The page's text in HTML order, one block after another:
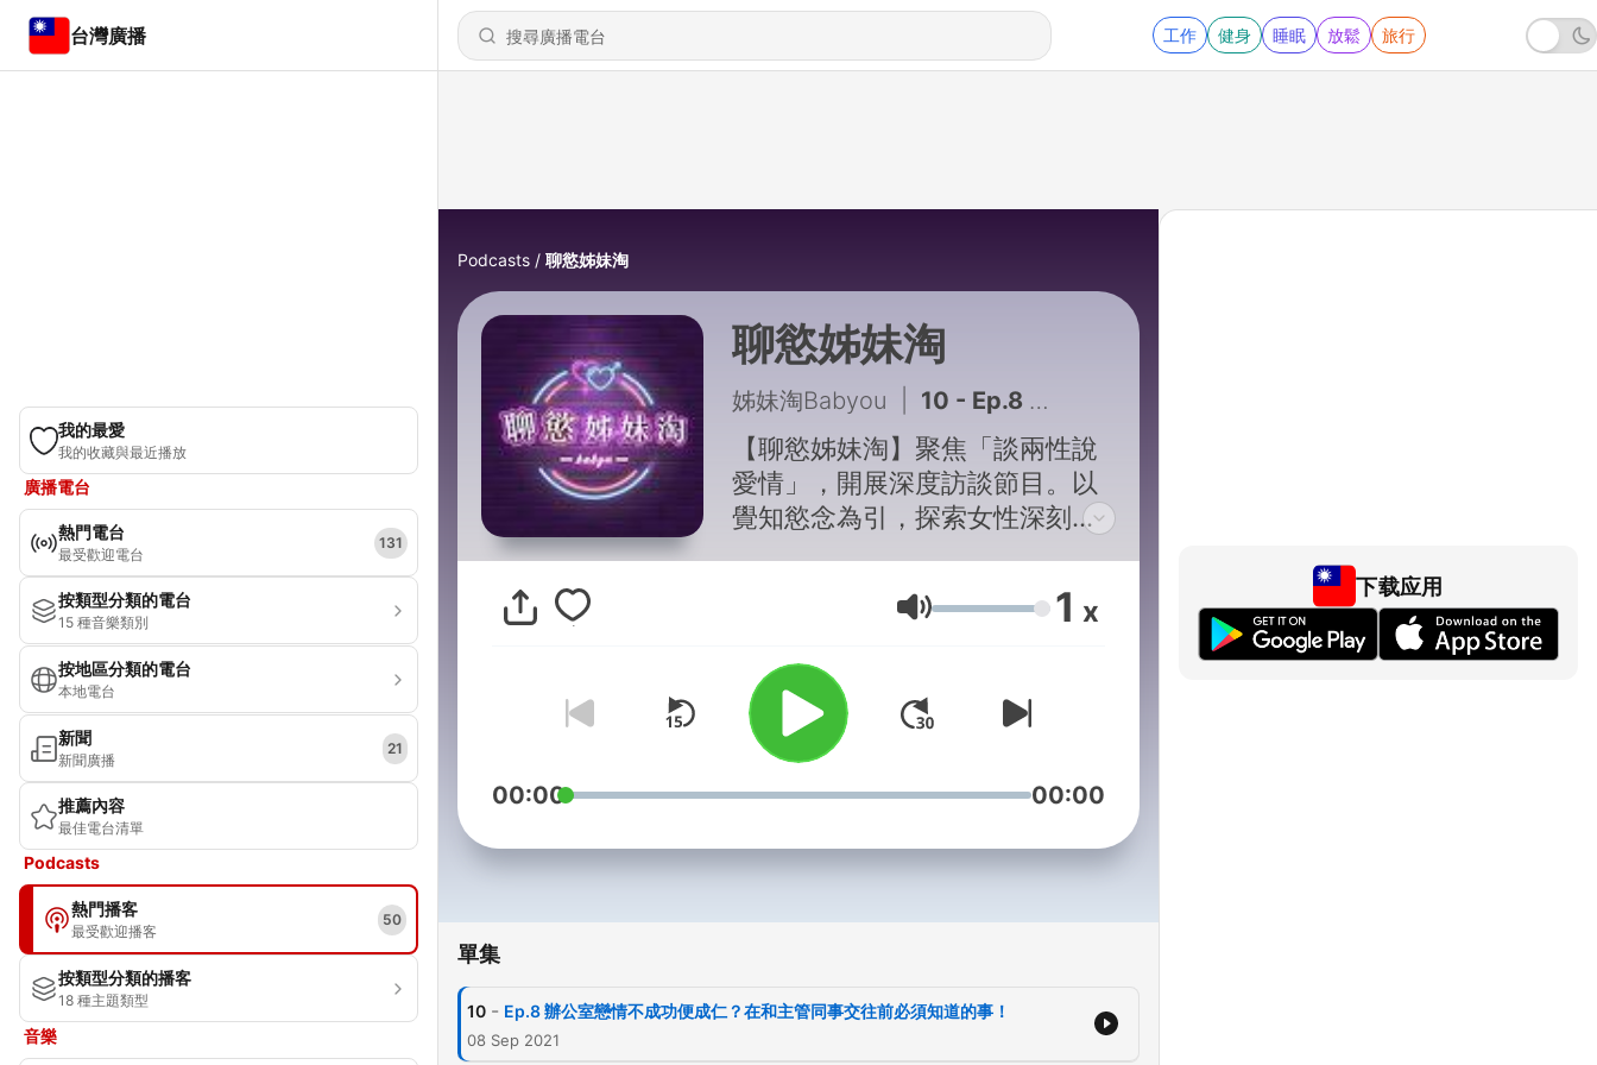
台灣廣播 工作 健身 睡眠 放鬆 旅行
我的最愛
我的收藏與最近播放
廣播電台
熱門電台
最受歡迎電台
131
按類型分類的電台
15 種音樂類別
按地區分類的電台
本地電台
新聞
新聞廣播
21
推薦內容
最佳電台清單
Podcasts
熱門播客
最受歡迎播客
50
按類型分類的播客
18 種主題類型
音樂
Podcasts 聊慾姊妹淘
聊慾姊妹淘
姊妹淘Babyou 10 - Ep.8 辦公室戀情不成功便成仁？在和主管同事交往前必須知道的事！
【聊慾姊妹淘】聚焦「談兩性說
愛情」，開展深度訪談節目。以
覺知慾念為引，探索女性深刻的
知交流平台，擁有兩性、情感觀
點、名人娛樂、美妝時尚、美食
所有質感生活的一切。一起
babyou寶貝妳！ 以下各處都有
【聊慾姊妹淘】 💘SoundOn
https://sndn.link/babyou 💘
💘Listen Notes
KKBOX Podcast
妹淘官網】：
https://reurl.cc/NXE0XQ ✨【姊
音量 1 x
00:00 00:00
單集
10 - Ep.8 辦公室戀情不成功便成仁？在和主管同事交往前必須知道的事！
08 Sep 2021
下载应用